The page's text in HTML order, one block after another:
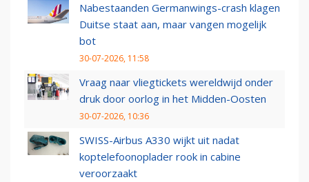
Nabestaanden Germanwings-crash klagen
Duitse staat aan, maar vangen mogelijk
bot
30-07-2026, 11:58
Vraag naar vliegtickets wereldwijd onder
druk door oorlog in het Midden-Oosten
30-07-2026, 10:36
SWISS-Airbus A330 wijkt uit nadat
koptelefoonoplader rook in cabine
veroorzaakt